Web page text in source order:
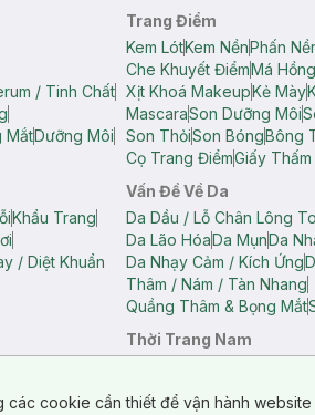
/ Tinh Chất
MắtDưỡng Môi
Trang Điểm
Kem LótKem NềnPhấn
Che Khuyết ĐiểmMá Hồng
Xịt Khoá MakeupKẻ Mày
MascaraSon Dưỡng Môi
Son ThỏiSon BóngBông
Cọ Trang ĐiểmGiấy Thấm
Khẩu Trang
/ Diệt Khuẩn
Vấn Đề Về Da
Da Dầu / Lỗ Chân Lông To
Da Lão HóaDa MụnDa
Da Nhạy Cảm / Kích Ứng
Thâm / Nám / Tàn Nhang
Quầng Thâm & Bọng Mắt
Thời Trang Nam
cookie cần thiết để vận hành